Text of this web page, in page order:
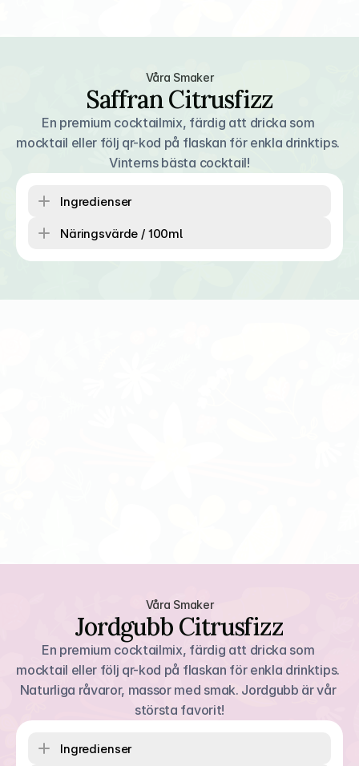
Våra Smaker
Saffran Citrusfizz
En premium cocktailmix, färdig att dricka som
mocktail eller följ qr-kod på flaskan för enkla drinktips.
Vinterns bästa cocktail!
Ingredienser
Näringsvärde / 100ml
Våra Smaker
Jordgubb Citrusfizz
En premium cocktailmix, färdig att dricka som
mocktail eller följ qr-kod på flaskan för enkla drinktips.
Naturliga råvaror, massor med smak. Jordgubb är vår
största favorit!
Ingredienser